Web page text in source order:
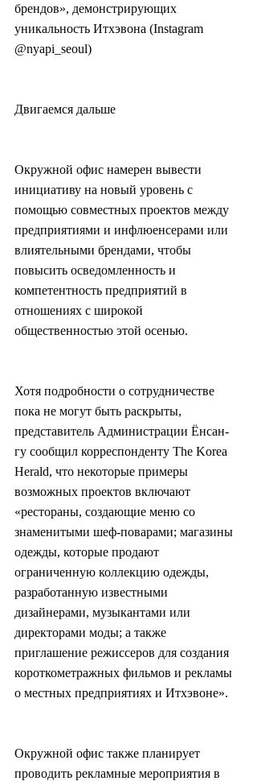
брендов», демонстрирующих
уникальность Итхэвона (Instagram
@nyapi_seoul)
Двигаемся дальше
Окружной офис намерен вывести
инициативу на новый уровень с
помощью совместных проектов между
предприятиями и инфлюенсерами или
влиятельными брендами, чтобы
повысить осведомленность и
компетентность предприятий в
отношениях с широкой
общественностью этой осенью.
Хотя подробности о сотрудничестве
пока не могут быть раскрыты,
представитель Администрации Ёнсан-
гу сообщил корреспонденту The Korea
Herald, что некоторые примеры
возможных проектов включают
«рестораны, создающие меню со
знаменитыми шеф-поварами; магазины
одежды, которые продают
ограниченную коллекцию одежды,
разработанную известными
дизайнерами, музыкантами или
директорами моды; а также
приглашение режиссеров для создания
короткометражных фильмов и рекламы
о местных предприятиях и Итхэвоне».
Окружной офис также планирует
проводить рекламные мероприятия в